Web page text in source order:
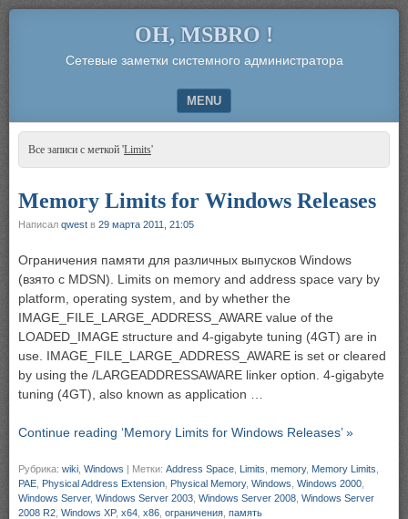
OH, MSBRO !
Сетевые заметки системного администратора
MENU
SKIP TO CONTENT
Все записи с меткой 'Limits'
Memory Limits for Windows Releases
Написал qwest в 29 марта 2011, 21:05
Ограничения памяти для различных выпусков Windows
(взято с MDSN). Limits on memory and address space vary by
platform, operating system, and by whether the
IMAGE_FILE_LARGE_ADDRESS_AWARE value of the
LOADED_IMAGE structure and 4-gigabyte tuning (4GT) are in
use. IMAGE_FILE_LARGE_ADDRESS_AWARE is set or cleared
by using the /LARGEADDRESSAWARE linker option. 4-gigabyte
tuning (4GT), also known as application …
Continue reading ‘Memory Limits for Windows Releases’ »
Рубрика: wiki Windows | Метки: Address Space Limits memory, Memory Limits
PAE Physical Address Extension Physical Memory, Windows Windows 2000
Windows Server, Windows Server 2003 Windows Server 2008 Windows Server
2008 R2 Windows XP, x64 x86 ограничения память